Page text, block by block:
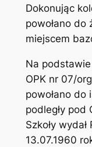
Dokonując
powołano do
miejscem
Na
OPK nr 07/
powołano do
podległy pod
Szkoły
13.07.1960